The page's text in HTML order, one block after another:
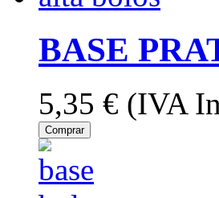
BASE
5,35 € (IVA
Comprar